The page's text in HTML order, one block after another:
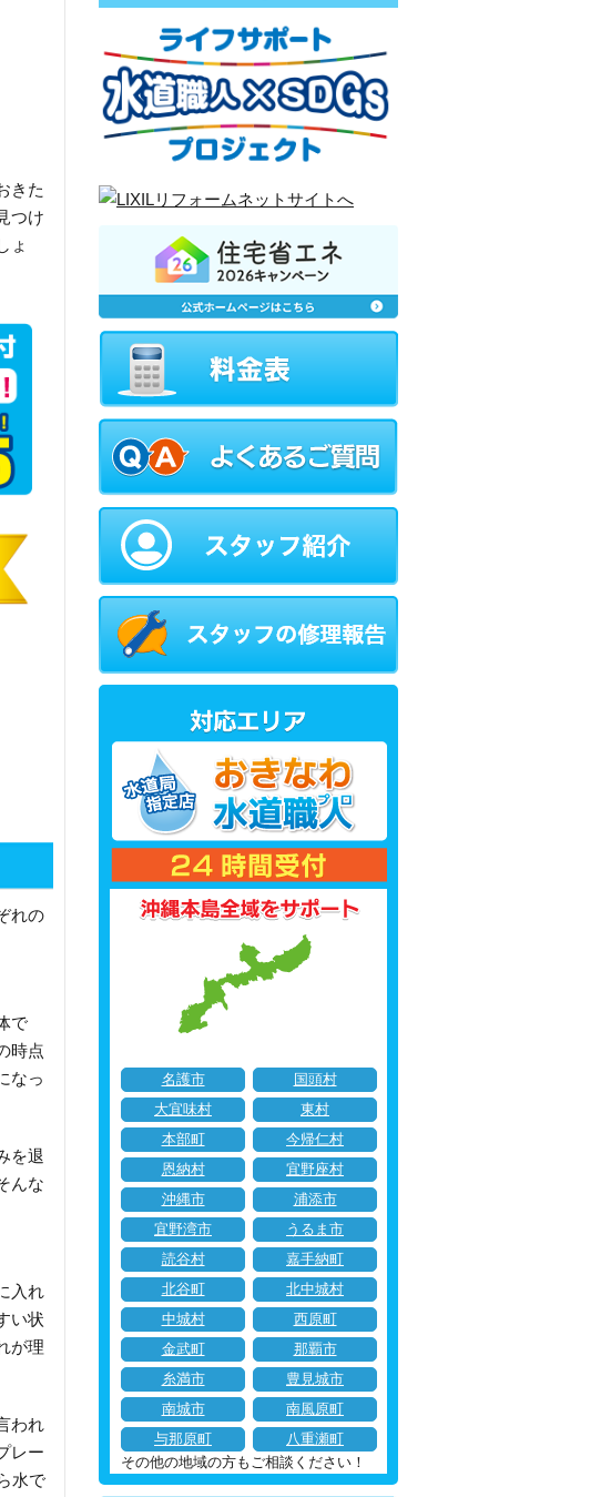
きた
つけ
ょ
れの
で
時点
なっ
を退
んな
入れ
い状
が理
われ
レー
水で
名護市
国頭村
大宜味村
東村
本部町
今帰仁村
恩納村
宜野座村
沖縄市
浦添市
宜野湾市
うるま市
読谷村
嘉手納町
北谷町
北中城村
中城村
西原町
金武町
那覇市
糸満市
豊見城市
南城市
南風原町
与那原町
八重瀬町
その他の地域の方もご相談ください！